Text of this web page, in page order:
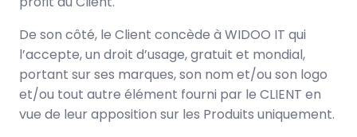
De son côté, le Client concède à WIDOO IT qui
l’accepte, un droit d’usage, gratuit et mondial,
portant sur ses marques, son nom et/ou son logo
et/ou tout autre élément fourni par le CLIENT en
vue de leur apposition sur les Produits uniquement.